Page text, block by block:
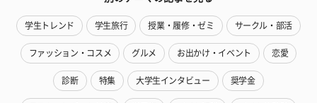
学生トレンド 学生旅行 授業・履修・ゼミ サークル・部活
ファッション・コスメ グルメ お出かけ・イベント 恋愛
診断 特集 大学生インタビュー 奨学金